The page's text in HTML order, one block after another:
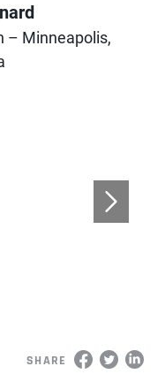
– Minneapolis,
SHARE